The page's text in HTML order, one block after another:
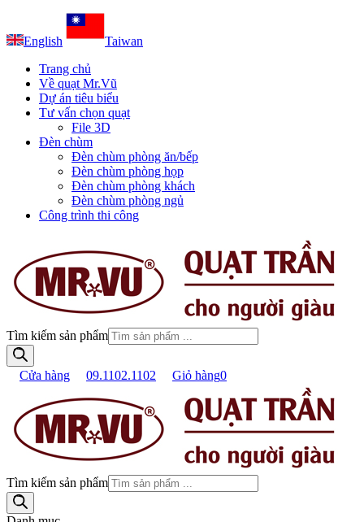
English
Taiwan
Trang chủ
Về quạt Mr.Vũ
Dự án tiêu biểu
Tư vấn chọn quạt
File 3D
Đèn chùm
Đèn chùm phòng ăn/bếp
Đèn chùm phòng họp
Đèn chùm phòng khách
Đèn chùm phòng ngủ
Công trình thi công
Tìm kiếm sản phẩm
Cửa hàng 09.1102.1102 Giỏ hàng0
Tìm kiếm sản phẩm